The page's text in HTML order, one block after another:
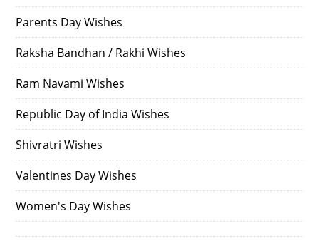
Parents Day Wishes
Raksha Bandhan / Rakhi Wishes
Ram Navami Wishes
Republic Day of India Wishes
Shivratri Wishes
Valentines Day Wishes
Women's Day Wishes